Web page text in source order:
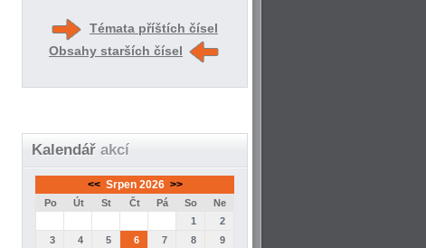
Témata příštích čísel
Obsahy starších čísel
Kalendář akcí
<< Srpen 2026 >>
Po Út St Čt Pá So
Ne
1
2
3
4 5 6 7 8
9